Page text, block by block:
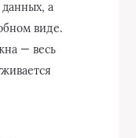
а
виде.
— весь